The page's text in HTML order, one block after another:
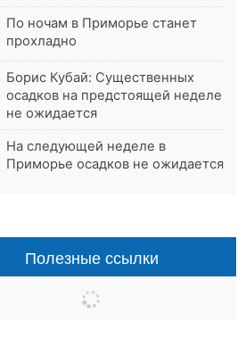
По ночам в Приморье станет
прохладно
Борис Кубай: Существенных
осадков на предстоящей неделе
не ожидается
На следующей неделе в
Приморье осадков не ожидается
Полезные ссылки